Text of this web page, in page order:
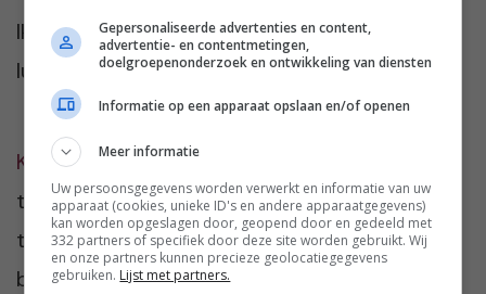
Ik probeerde stralend te kijken. Deze keer
lukte het.
Karin van Leeuwen (45 jaar)
tekstbureau De Gooise Pen. Heeft meer dan
twintig jaar voor kranten gewerkt en schrijft
blogs voor Damespraatjes. Ze woont samen
Gepersonaliseerde advertenties en content,
advertentie- en contentmetingen,
doelgroepenonderzoek en ontwikkeling van diensten
Informatie op een apparaat opslaan en/of openen
Meer informatie
Uw persoonsgegevens worden verwerkt en informatie van uw
apparaat (cookies, unieke ID's en andere apparaatgegevens)
kan worden opgeslagen door, geopend door en gedeeld met
332 partners of specifiek door deze site worden gebruikt. Wij
en onze partners kunnen precieze geolocatiegegevens
gebruiken. Lijst met partners.